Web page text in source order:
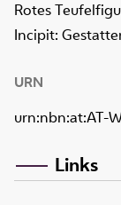
Rotes
Incipit:
URN
urn:nbn:at:AT-
Links